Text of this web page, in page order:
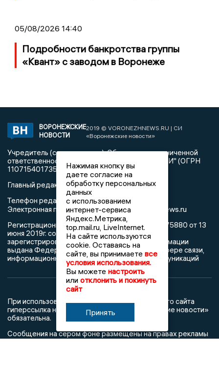
05/08/2026 14:40
Подробности банкротства группы
«Квант» с заводом в Воронеже
ВОРОНЕЖСКИЕ
НОВОСТИ
2019 © VORONEZHNEWS.RU | СИ
«Воронежские новости»
Учредитель (соучредители): Общество с ограниченной
ответственностью "РЕГИОНАЛЬНЫЕ НОВОСТИ" (ОГРН
1107154017354)
Главный редактор: Пирогов А.А.
Телефон редакции: +7 (473) 262 77 92
Электронная почта редакции:info@voronezhnews.ru
Регистрационный номер: серия Эл № ФС 77 - 75880 от 13
июня 2019г. согласно выписке из реестра
зарегистрированных средств массовой информации
выдана Федеральной службой по надзору в сфере связи,
информационных технологий и массовых коммуникаций
При использовании любого материала с данного сайта
гиперссылка на Сетевое издание «Воронежские новости»
обязательна.
Сообщения на сером фоне размещены на правах рекламы
Нажимая кнопку вы
даете согласие на
обработку персональных
данных
с использованием
интернет-сервиса
Яндекс.Метрика,
top.mail.ru, LiveInternet.
На сайте используются
cookie. Оставаясь на
сайте, вы принимаете все
условия использования.
Вы можете настроить
или отклонить и покинуть
сайт
Принять